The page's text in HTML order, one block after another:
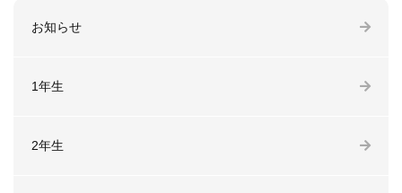
お知らせ
1年生
2年生